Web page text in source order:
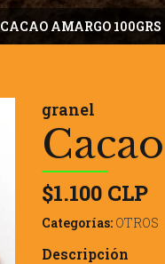
CACAO AMARGO 100GRS
granel
$1.100 CLP
Categorías: OTROS
Descripción